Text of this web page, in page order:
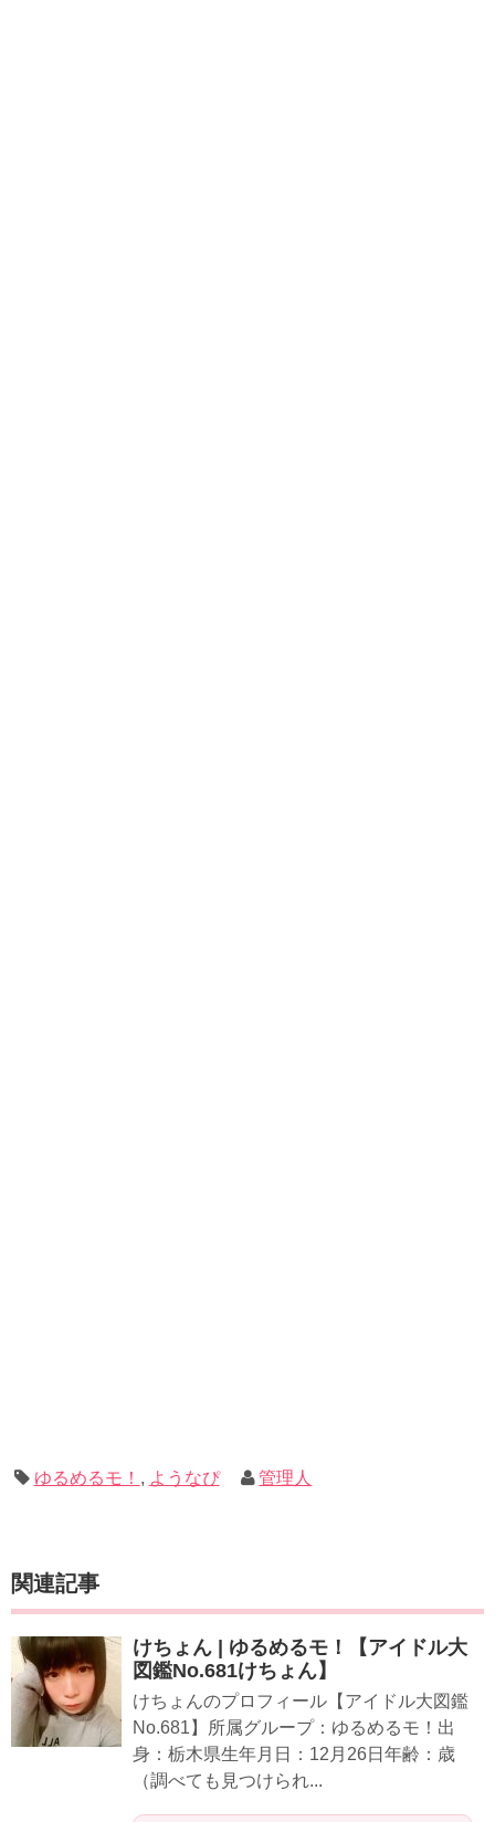
ゆるめるモ！ , ようなぴ 管理人
関連記事
けちょん | ゆるめるモ！【アイドル大
図鑑No.681けちょん】
けちょんのプロフィール【アイドル大図鑑
No.681】所属グループ：ゆるめるモ！出
身：栃木県生年月日：12月26日年齢：歳
（調べても見つけられ...